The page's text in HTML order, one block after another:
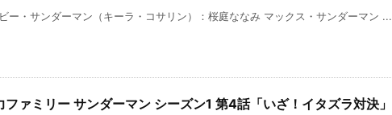
ー・サンダーマン（キーラ・コサリン）：桜庭ななみ マックス・サンダーマン ...
ファミリー サンダーマン シーズン1 第4話「いざ！イタズラ対決」